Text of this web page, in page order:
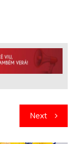
Next